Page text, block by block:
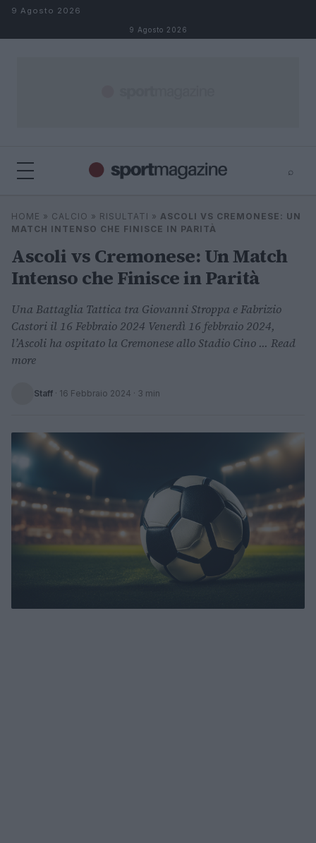
Salta al contenuto
9 Agosto 2026
9 Agosto 2026
⌕
Cerca
⌕ ×
HOME » CALCIO » RISULTATI » ASCOLI VS CREMONESE: UN
MATCH INTENSO CHE FINISCE IN PARITÀ
Ascoli vs Cremonese: Un Match
Intenso che Finisce in Parità
Una Battaglia Tattica tra Giovanni Stroppa e Fabrizio
Castori il 16 Febbraio 2024 Venerdì 16 febbraio 2024,
l’Ascoli ha ospitato la Cremonese allo Stadio Cino ... Read
more
Staff · 16 Febbraio 2024 · 3 min